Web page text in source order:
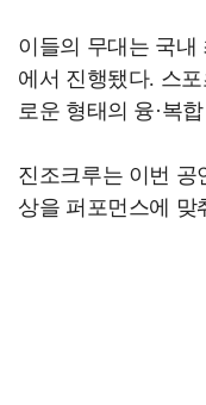
이들의 무대는 국내
에서 진행됐다. 스
로운 형태의 융·복
진조크루는 이번 공
상을 퍼포먼스에 맞